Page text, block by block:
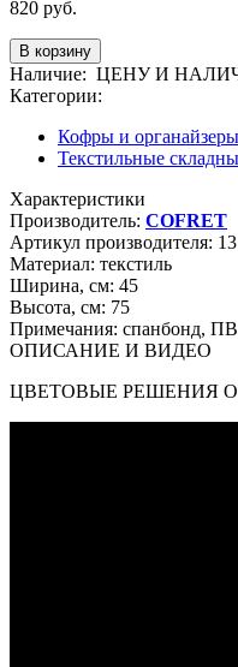
820 руб.
Наличие: ЦЕНУ И
Категории:
Кофры и органайзеры
Текстильные
Характеристики
Производитель: COFRET
Артикул производителя:
Материал: текстиль
Ширина, см: 45
Высота, см: 75
Примечания: спанбонд,
ОПИСАНИЕ И ВИДЕО
ЦВЕТОВЫЕ РЕШЕНИЯ